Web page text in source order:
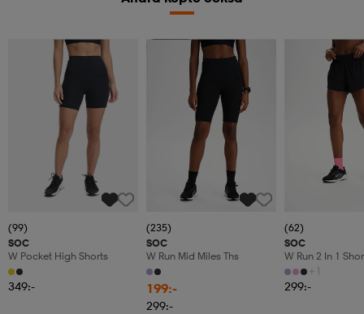
(99)
SOC
W Pocket High Shorts
349:-
(235)
SOC
W Run Mid Miles Ths
199:-
299:-
(62)
SOC
W Run 2 In 1
+1
299:-